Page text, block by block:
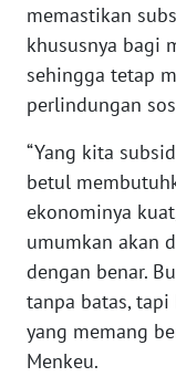
memastikan
khususnya bagi
sehingga tetap
perlindungan
“Yang kita
betul
ekonominya
umumkan akan
dengan benar.
tanpa batas,
yang memang
Menkeu.
WN
SERAMBI
JAMBI
WN
SULTRA
WN